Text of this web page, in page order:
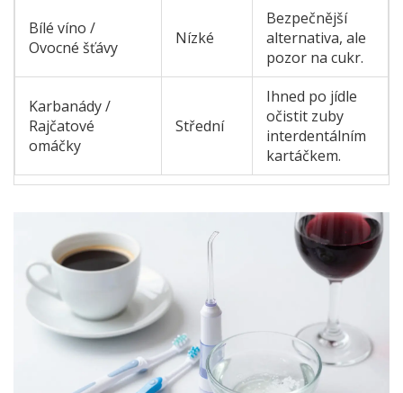
Bílé víno /
Ovocné šťávy
Nízké
Bezpečnější
alternativa, ale
pozor na cukr.
Karbanády /
Rajčatové
omáčky
Střední
Ihned po jídle
očistit zuby
interdentálním
kartáčkem.